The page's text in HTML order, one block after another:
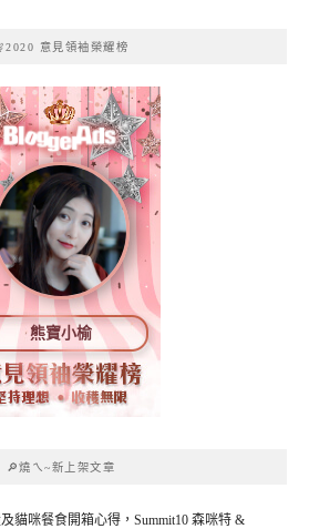
意見領袖榮耀榜
熊寶小榆
🔎燒ㄟ~新上架文章
貓咪餐食開箱心得，Summit10 森咪特 &